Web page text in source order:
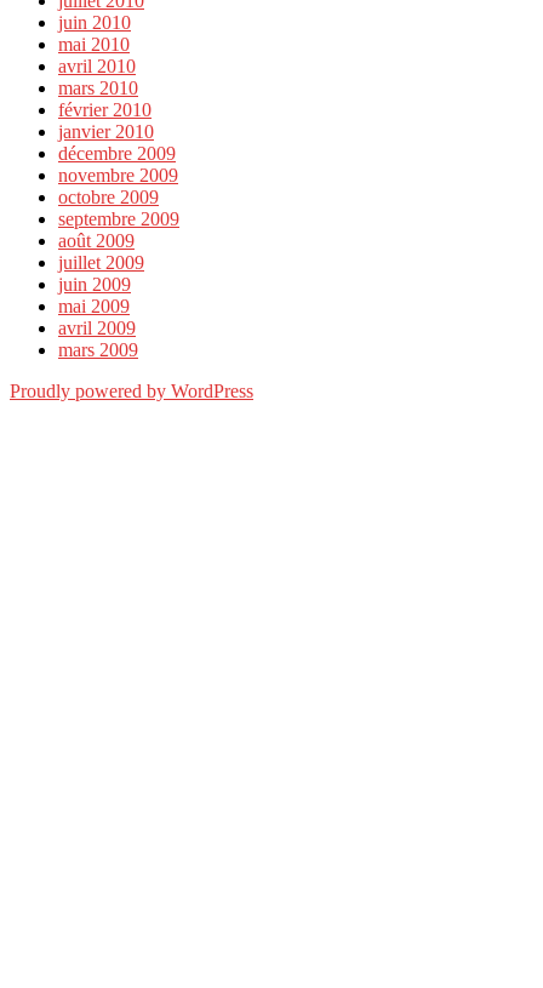
juin 2010
mai 2010
avril 2010
mars 2010
février 2010
janvier 2010
décembre 2009
novembre 2009
octobre 2009
septembre 2009
août 2009
juillet 2009
juin 2009
mai 2009
avril 2009
mars 2009
Proudly powered by WordPress